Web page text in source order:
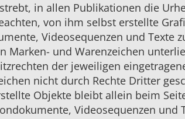
in allen Publikationen die
von ihm selbst erstellte
Videosequenzen und
Marken- und Warenzeichen
der jeweiligen
nicht durch Rechte Dritter
Objekte bleibt allein beim
Videosequenzen